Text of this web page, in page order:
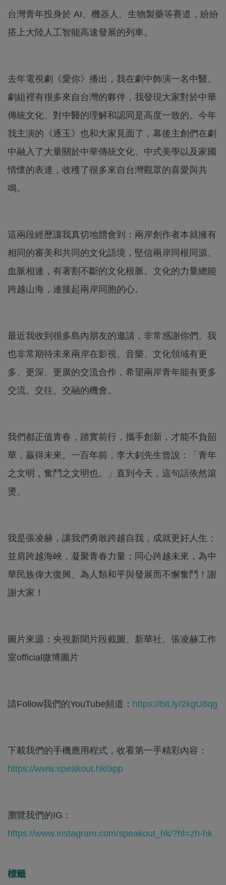
台灣青年投身於 AI、機器人、生物製藥等賽道，紛紛
搭上大陸人工智能高速發展的列車。
去年電視劇《愛你》播出，我在劇中飾演一名中醫。
劇組裡有很多來自台灣的夥伴，我發現大家對於中華
傳統文化、對中醫的理解和認同是高度一致的。今年
我主演的《逐玉》也和大家見面了，幕後主創們在劇
中融入了大量關於中華傳統文化、中式美學以及家國
情懷的表達，收穫了很多來自台灣觀眾的喜愛與共
鳴。
這兩段經歷讓我真切地體會到：兩岸創作者本就擁有
相同的審美和共同的文化語境，堅信兩岸同根同源、
血脈相連，有著割不斷的文化根脈。文化的力量總能
跨越山海，連接起兩岸同胞的心。
最近我收到很多島內朋友的邀請，非常感謝你們。我
也非常期待未來兩岸在影視、音樂、文化領域有更
多、更深、更廣的交流合作，希望兩岸青年能有更多
交流、交往、交融的機會。
我們都正值青春，踏實前行，攜手創新，才能不負韶
華，贏得未來。一百年前，李大釗先生曾說：「青年
之文明，奮鬥之文明也。」直到今天，這句話依然滾
燙。
我是張凌赫，讓我們勇敢跨越自我，成就更好人生；
並肩跨越海峽，凝聚青春力量；同心跨越未來，為中
華民族偉大復興、為人類和平與發展而不懈奮鬥！謝
謝大家！
圖片來源：央視新聞片段截圖、新華社、張凌赫工作
室official微博圖片
請Follow我們的YouTube頻道： https://bit.ly/2kgU8qg
下載我們的手機應用程式，收看第一手精彩內容：
https://www.speakout.hk/app
瀏覽我們的IG：
https://www.instagram.com/speakout_hk/?hl=zh-hk
標籤